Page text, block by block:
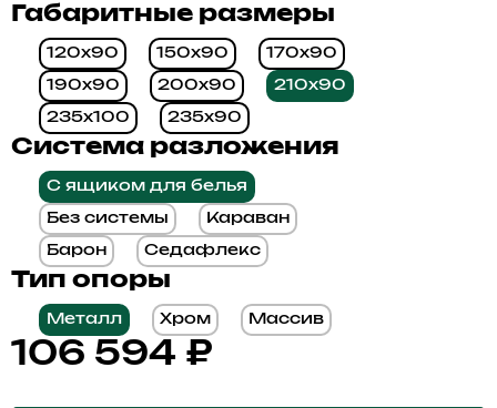
Габаритные размеры
120x90 150x90 170x90
190x90 200x90 210x90
235x100 235x90
Система разложения
С ящиком для белья
Без системы Караван
Барон Седафлекс
Тип опоры
Металл Хром Массив
106 594 ₽